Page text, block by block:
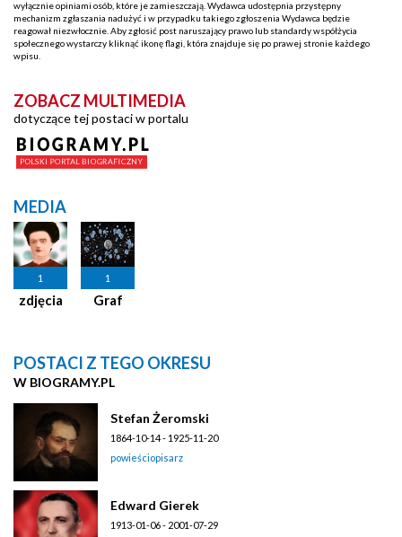
wyłącznie opiniami osób, które je zamieszczają. Wydawca udostępnia przystępny
mechanizm zgłaszania nadużyć i w przypadku takiego zgłoszenia Wydawca będzie
reagował niezwłocznie. Aby zgłosić post naruszający prawo lub standardy współżycia
społecznego wystarczy kliknąć ikonę flagi, która znajduje się po prawej stronie każdego
wpisu.
ZOBACZ MULTIMEDIA
dotyczące tej postaci w portalu
MEDIA
1
zdjęcia
1
Graf
POSTACI Z TEGO OKRESU
W BIOGRAMY.PL
Stefan Żeromski
1864-10-14 - 1925-11-20
powieściopisarz
Edward Gierek
1913-01-06 - 2001-07-29